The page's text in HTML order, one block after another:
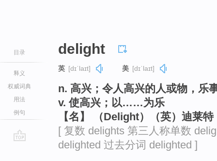
目录
释义
权威词典
用法
例句
delight
英 [dɪˈlaɪt] 美 [dɪˈlaɪt]
n. 高兴；令人高兴的人或物，乐
v. 使高兴；以……为乐
【名】 （Delight）（英）迪莱
[ 复数 delights 第三人称单数
delighted 过去分词 delighted ]